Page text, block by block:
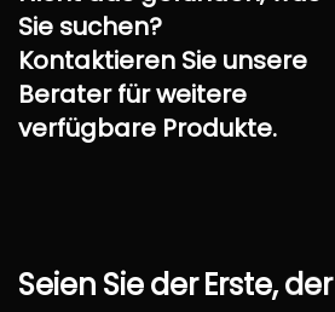
Sie suchen?
Kontaktieren Sie unsere
Berater für weitere
verfügbare Produkte.
Seien SiederErste,der